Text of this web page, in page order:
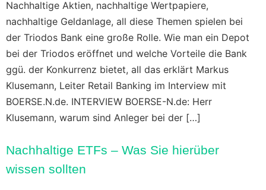
Nachhaltige Aktien, nachhaltige Wertpapiere,
nachhaltige Geldanlage, all diese Themen spielen bei
der Triodos Bank eine große Rolle. Wie man ein Depot
bei der Triodos eröffnet und welche Vorteile die Bank
ggü. der Konkurrenz bietet, all das erklärt Markus
Klusemann, Leiter Retail Banking im Interview mit
BOERSE.N.de. INTERVIEW BOERSE-N.de: Herr
Klusemann, warum sind Anleger bei der […]
Nachhaltige ETFs – Was Sie hierüber
wissen sollten